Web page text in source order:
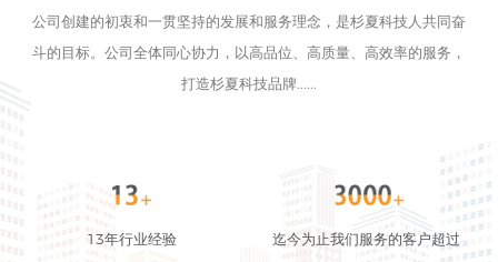
公司创建的初衷和一贯坚持的发展和服务理念，是杉夏科技人共同奋
斗的目标。公司全体同心协力，以高品位、高质量、高效率的服务，
打造杉夏科技品牌......
13年行业经验
迄今为止我们服务的客户超过